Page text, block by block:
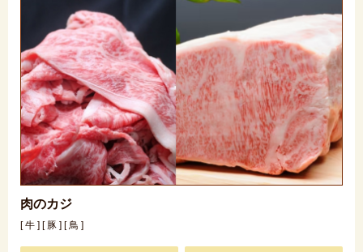
肉のカジ
[ 牛 ] [ 豚 ] [ 鳥 ]